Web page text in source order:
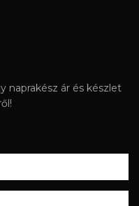
naprakész ár és készlet